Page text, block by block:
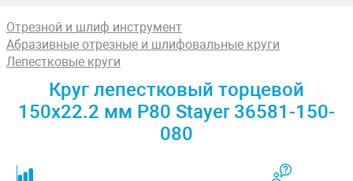
Отрезной и шлиф инструмент
Абразивные отрезные и шлифовальные круги
Лепестковые круги
Круг лепестковый торцевой
150х22.2 мм P80 Stayer 36581-150-
080